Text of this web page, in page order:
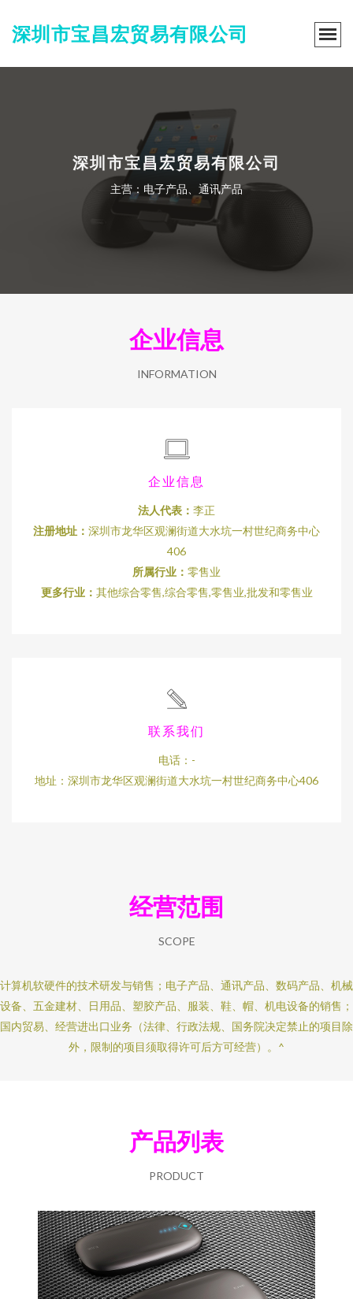
深圳市宝昌宏贸易有限公司
深圳市宝昌宏贸易有限公司
主营：电子产品、通讯产品
企业信息
INFORMATION
企业信息
法人代表： 李正
注册地址： 深圳市龙华区观澜街道大水坑一村世纪商务中心
406
所属行业： 零售业
更多行业： 其他综合零售,综合零售,零售业,批发和零售业
联系我们
电话：-
地址：深圳市龙华区观澜街道大水坑一村世纪商务中心406
经营范围
SCOPE
计算机软硬件的技术研发与销售；电子产品、通讯产品、数码产品、机械
设备、五金建材、日用品、塑胶产品、服装、鞋、帽、机电设备的销售；
国内贸易、经营进出口业务（法律、行政法规、国务院决定禁止的项目除
外，限制的项目须取得许可后方可经营）。^
产品列表
PRODUCT